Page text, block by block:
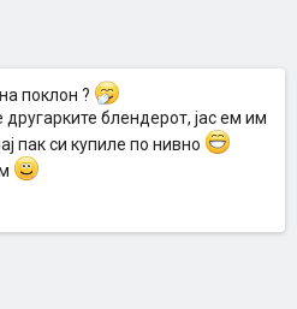
поклон ?
блендерот, јас ем им
пак си купиле по нивно